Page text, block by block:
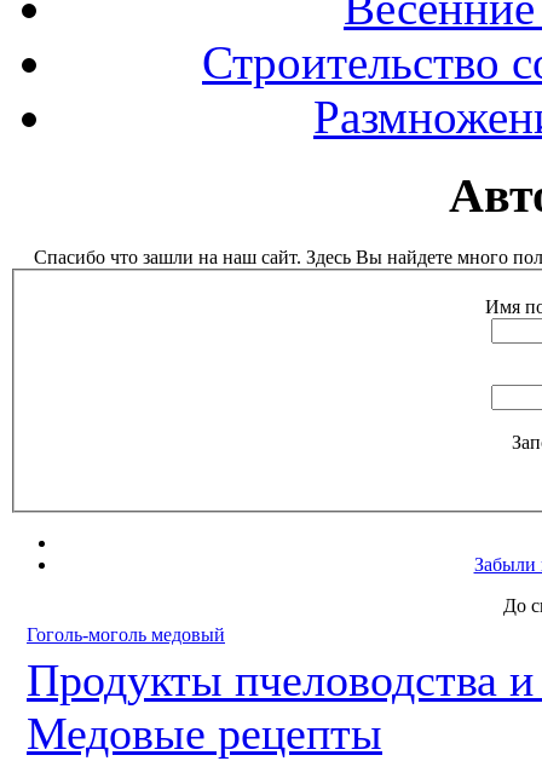
Строительство
Спасибо что зашли на наш сайт. Здесь Вы найдете много
Имя
Забыли
До
Гоголь-моголь медовый
Продукты пчеловодства
Медовые рецепты